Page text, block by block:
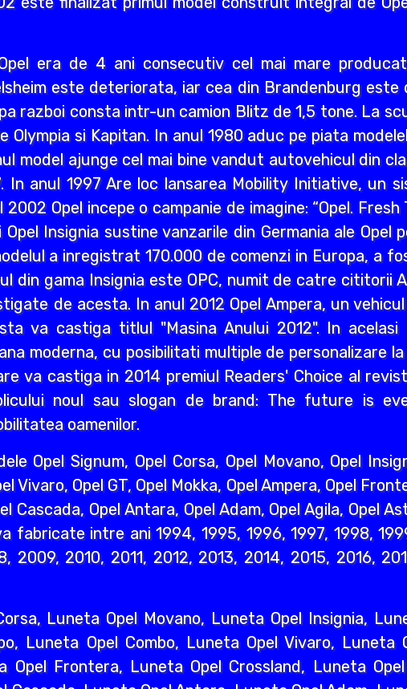
era de 4 ani consecutiv cel mai mare
este deteriorata, iar cea din Brandenburg este
razboi consta intr-un camion Blitz de 1,5 tone. La
si Kapitan. In anul 1980 aduc pe piata
model ajunge cel mai bine vandut autovehicul din
In anul 1997 Are loc lansarea Mobility Initiative, un
Opel incepe o campanie de imagine: “Opel. Fresh
Insignia sustine vanzarile din Germania ale Opel
a inregistrat 170.000 de comenzi in Europa, a
din gama Insignia este OPC, numit de catre cititorii
de acesta. In anul 2012 Opel Ampera, un
va castiga titlul "Masina Anului 2012". In acelasi
moderna, cu posibilitati multiple de personalizare
va castiga in 2014 premiul Readers' Choice al
noul sau slogan de brand: The future is
oamenilor.
Opel Signum, Opel Corsa, Opel Movano, Opel
Vivaro, Opel GT, Opel Mokka, Opel Ampera, Opel
Cascada, Opel Antara, Opel Adam, Opel Agila, Opel
fabricate intre ani 1994, 1995, 1996, 1997, 1998,
2010, 2011, 2012, 2013, 2014, 2015, 2016,
Luneta Opel Movano, Luneta Opel Insignia,
Luneta Opel Combo, Luneta Opel Vivaro, Luneta
Opel Frontera, Luneta Opel Crossland, Luneta